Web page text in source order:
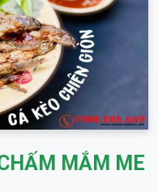
MẮM ME